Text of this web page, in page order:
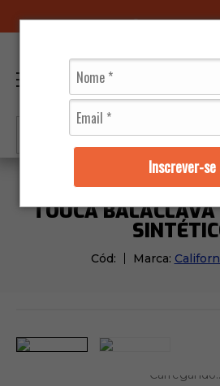
Inscrever-se
Segunda Pele
TOUCA
Cód: Marca: